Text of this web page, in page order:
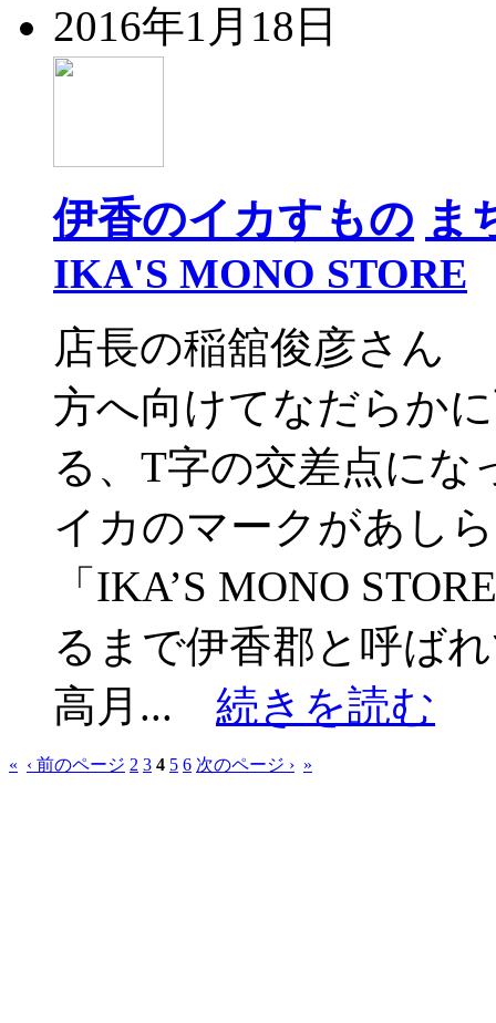
2016年1月18日
伊香のイカすもの ま
IKA'S MONO STORE
店長の稲舘俊彦さん
方へ向けてなだらか
る、T字の交差点にな
イカのマークがあし
「IKA’S MONO
るまで伊香郡と呼ば
高月... 続きを読む
« ‹ 前のページ 2 3 4 5 6 次のページ › »